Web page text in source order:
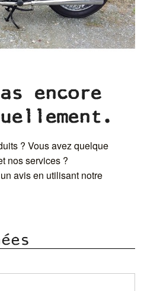
encore
? Vous avez quelque
nos services ?
avis en utilisant notre